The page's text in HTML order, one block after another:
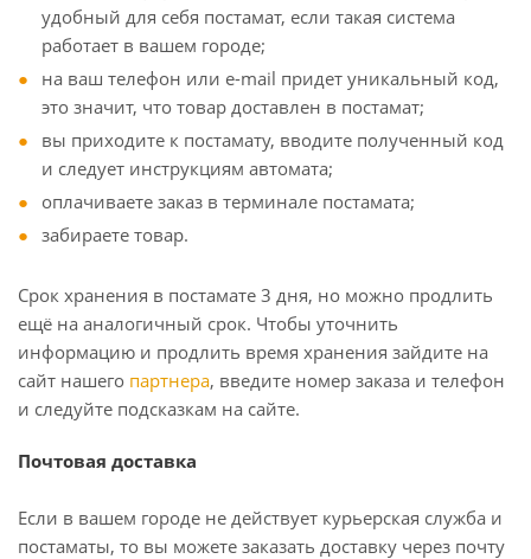
удобный для себя постамат, если такая система
работает в вашем городе;
на ваш телефон или e-mail придет уникальный код,
это значит, что товар доставлен в постамат;
вы приходите к постамату, вводите полученный код
и следует инструкциям автомата;
оплачиваете заказ в терминале постамата;
забираете товар.
Срок хранения в постамате 3 дня, но можно продлить
ещё на аналогичный срок. Чтобы уточнить
информацию и продлить время хранения зайдите на
сайт нашего партнера, введите номер заказа и телефон
и следуйте подсказкам на сайте.
Почтовая доставка
Если в вашем городе не действует курьерская служба и
постаматы, то вы можете заказать доставку через почту